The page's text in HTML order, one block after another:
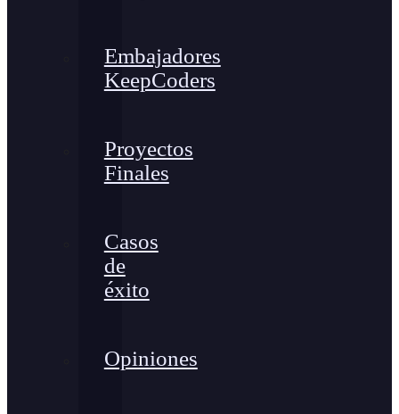
Embajadores
KeepCoders
Proyectos
Finales
Casos
de
éxito
Opiniones